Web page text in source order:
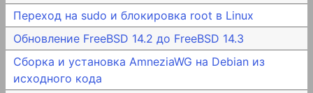
Переход на sudo и блокировка root в Linux
Обновление FreeBSD 14.2 до FreeBSD 14.3
Сборка и установка AmneziaWG на Debian из
исходного кода